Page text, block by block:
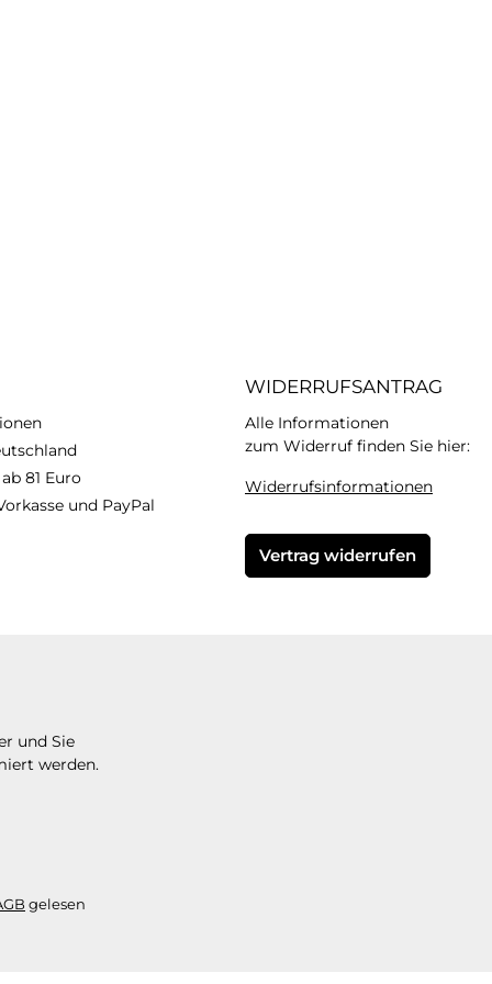
81 Euro
und PayPal
WIDERRUFSANTRAG
Alle Informationen
zum Widerruf finden Sie hier:
Widerrufsinformationen
Vertrag widerrufen
und Sie
werden.
gelesen